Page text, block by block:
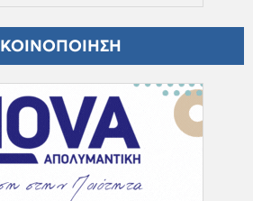
ΚΟΙΝΟΠΟΙΗΣΗ